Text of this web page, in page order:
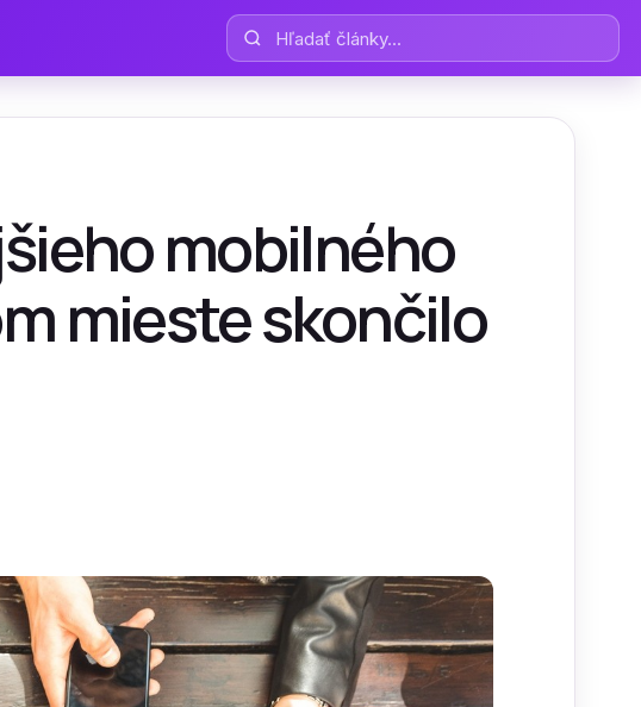
Hľadať články
mobilného
mieste skončilo